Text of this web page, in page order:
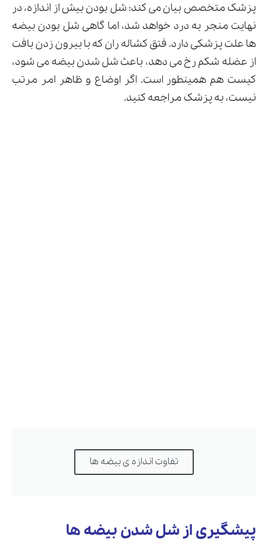
پزشک متخصص بیان می کند: شل بودن بیش از اندازه، در
نهایت منجر به درد خواهد شد، اما گاهی شل بودن بیضه
ها علت پزشکی دارد. فتق کشاله ران که با بیرون زدن بافت
از عضله شکم رخ می دهد، باعث شل شدن بیضه می شود،
کیست هم همینطور است. اگر اوضاع و ظاهر امر مرتب
نیست، به پزشک مراجعه کنید.
تفاوت اندازه ی بیضه ها
پیشگیری از شل شدن بیضه ها